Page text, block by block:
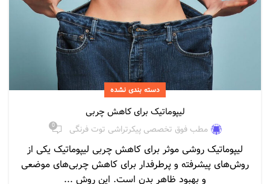
دسته بندی نشده
لیپوماتیک برای کاهش چربی
مطب فوق تخصصی پیکرتراشی توت فرنگی 0
لیپوماتیک روشی موثر برای کاهش چربی لیپوماتیک یکی از
روش‌های پیشرفته و پرطرفدار برای کاهش چربی‌های موضعی
و بهبود ظاهر بدن است. این روش ...